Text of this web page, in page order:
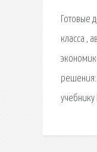
Готовые
класса ,
решения: